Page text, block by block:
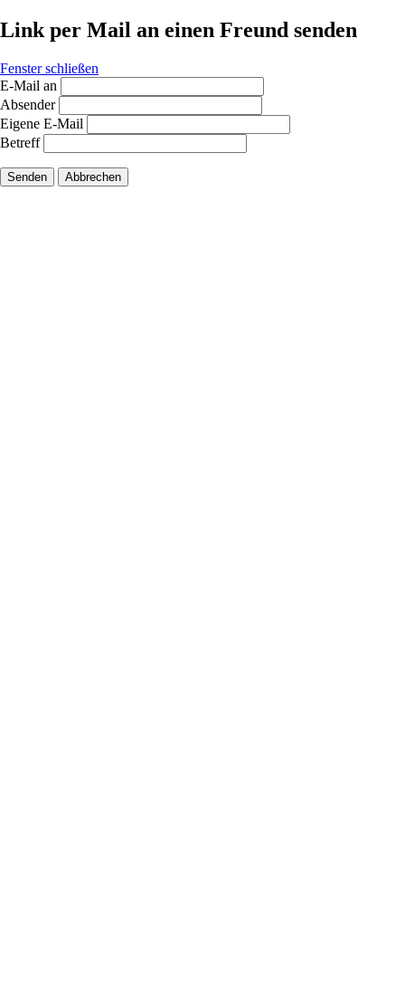
Link per Mail an einen Freund senden
Fenster schließen
E-Mail an
Absender
Eigene E-Mail
Betreff
Senden Abbrechen